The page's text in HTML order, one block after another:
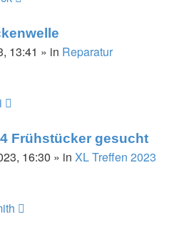
13:41 » in Reparatur
Frühstücker gesucht
16:30 » in XL Treffen 2023